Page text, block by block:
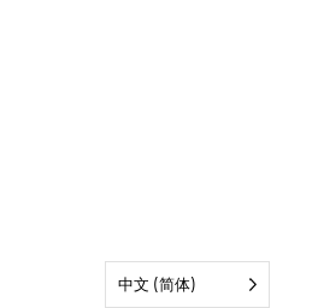
中文 (简体)